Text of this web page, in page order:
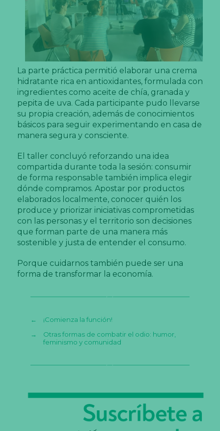
La parte práctica permitió elaborar una crema
hidratante rica en antioxidantes, formulada con
ingredientes como aceite de chía, granada y
pepita de uva. Cada participante pudo llevarse
su propia creación, además de conocimientos
básicos para seguir experimentando en casa de
manera segura y consciente.
El taller concluyó reforzando una idea
compartida durante toda la sesión: consumir
de forma responsable también implica elegir
dónde compramos. Apostar por productos
elaborados localmente, conocer quién los
produce y priorizar iniciativas comprometidas
con las personas y el territorio son decisiones
que forman parte de una manera más
sostenible y justa de entender el consumo.
Porque cuidarnos también puede ser una
forma de transformar la economía.
←
¡Comienza la función!
→
Otras formas de combatir el odio: humor,
feminismo y comunidad